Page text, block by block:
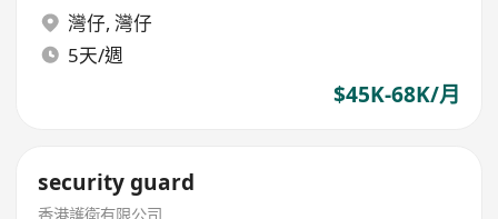
灣仔, 灣仔
5天/週
$45K-68K/月
security guard